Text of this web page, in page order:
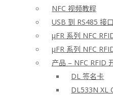
NFC 视频教程
USB 到 RS485 接
μFR 系列 NFC
μFR 系列 NFC
产品 – NFC RFID
DL 签名卡
DL533N XL